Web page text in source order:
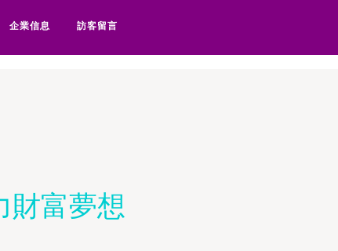
情-福利社黄片-福利社
企業信息 訪客留言
財富夢想